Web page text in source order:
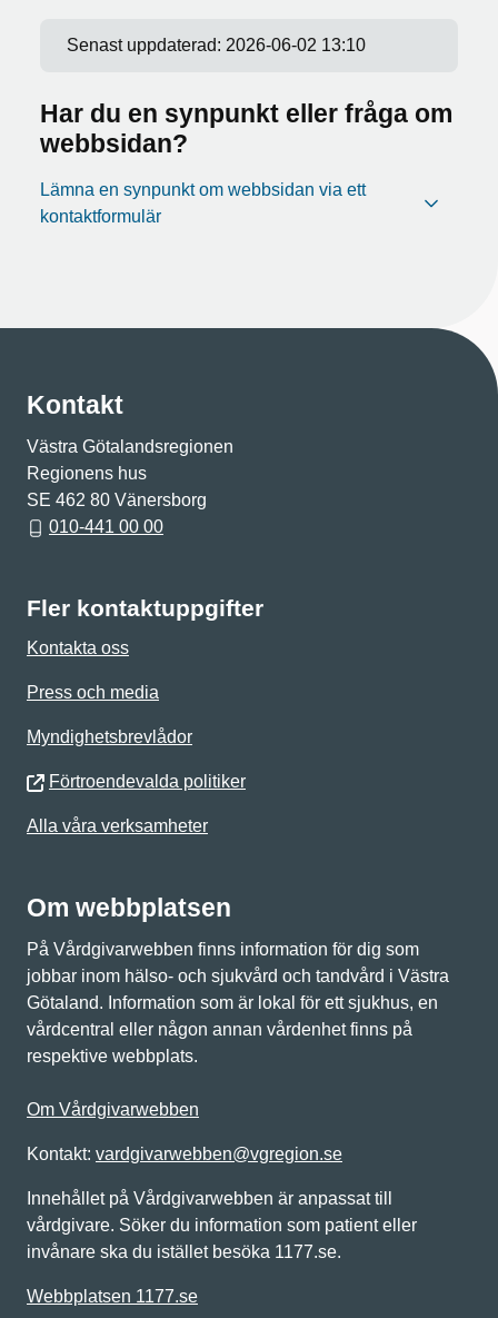
Senast uppdaterad: 2026-06-02 13:10
Har du en synpunkt eller fråga om
webbsidan?
Lämna en synpunkt om webbsidan via ett
kontaktformulär
Kontakt
Västra Götalandsregionen
Regionens hus
SE 462 80 Vänersborg
010-441 00 00
Fler kontaktuppgifter
Kontakta oss
Press och media
Myndighetsbrevlådor
Förtroendevalda politiker
Alla våra verksamheter
Om webbplatsen
På Vårdgivarwebben finns information för dig som
jobbar inom hälso- och sjukvård och tandvård i Västra
Götaland. Information som är lokal för ett sjukhus, en
vårdcentral eller någon annan vårdenhet finns på
respektive webbplats.
Om Vårdgivarwebben
Kontakt: vardgivarwebben@vgregion.se
Innehållet på Vårdgivarwebben är anpassat till
vårdgivare. Söker du information som patient eller
invånare ska du istället besöka 1177.se.
Webbplatsen 1177.se